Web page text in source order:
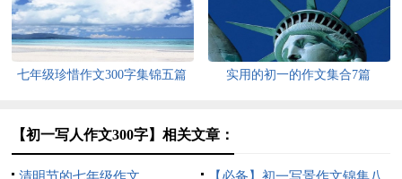
七年级珍惜作文300字集锦五篇 实用的初一的作文集合7篇
【初一写人作文300字】相关文章：
清明节的七年级作文 【必备】初一写景作文锦集八